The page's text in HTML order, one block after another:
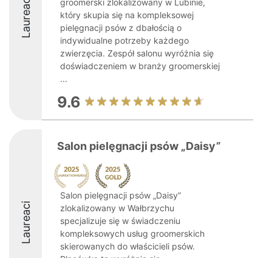
Laureaci
groomerski zlokalizowany w Lubinie,
który skupia się na kompleksowej
pielęgnacji psów z dbałością o
indywidualne potrzeby każdego
zwierzęcia. Zespół salonu wyróżnia się
doświadczeniem w branży groomerskiej
...
9.6
Laureaci
Salon pielęgnacji psów „Daisy”
Salon pielęgnacji psów „Daisy”
zlokalizowany w Wałbrzychu
specjalizuje się w świadczeniu
kompleksowych usług groomerskich
skierowanych do właścicieli psów.